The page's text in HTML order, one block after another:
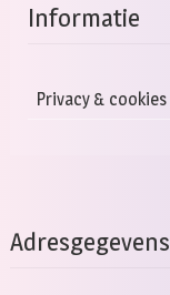
Informatie
Privacy & cookies
Adresgegevens